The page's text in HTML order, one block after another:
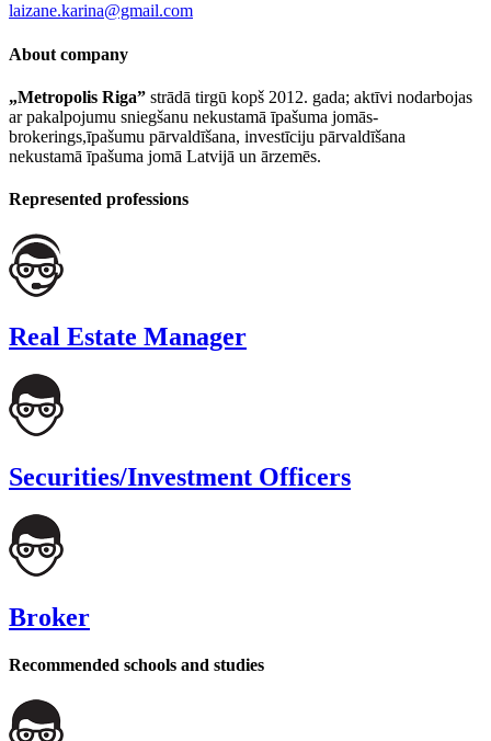
laizane.karina@gmail.com
About company
„Metropolis Riga” strādā tirgū kopš 2012. gada; aktīvi nodarbojas
ar pakalpojumu sniegšanu nekustamā īpašuma jomās-
brokerings,īpašumu pārvaldīšana, investīciju pārvaldīšana
nekustamā īpašuma jomā Latvijā un ārzemēs.
Represented professions
Real Estate Manager
Securities/Investment Officers
Broker
Recommended schools and studies